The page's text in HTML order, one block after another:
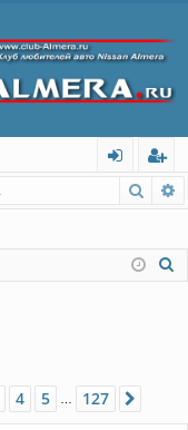
ег
тр
из 127
4 5 127